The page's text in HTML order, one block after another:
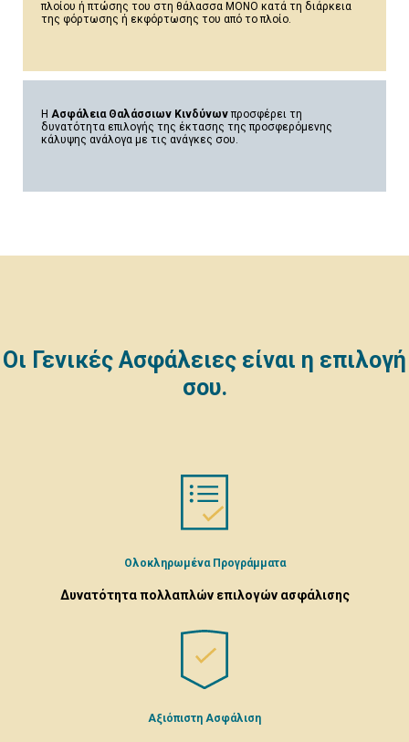
πλοίου ή πτώσης του στη θάλασσα ΜΟΝΟ κατά τη διάρκεια
της φόρτωσης ή εκφόρτωσης του από το πλοίο.
Η Ασφάλεια Θαλάσσιων Κινδύνωνπροσφέρει τη
δυνατότητα επιλογής της έκτασης της προσφερόμενης
κάλυψης ανάλογα με τις ανάγκες σου.
Οι Γενικές Ασφάλειες είναι η επιλογή
σου.
Ολοκληρωμένα Προγράμματα
Δυνατότητα πολλαπλών επιλογών ασφάλισης
Αξιόπιστη Ασφάλιση